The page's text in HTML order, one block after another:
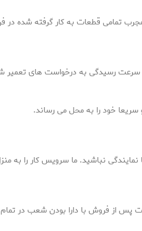
قطعات به کار گرفته شده در
رسیدگی به درخواست های تعمیر
خود را به محل می رساند.
نباشید. ما سرویس کار را به
پس از فروش با دارا بودن شعب در